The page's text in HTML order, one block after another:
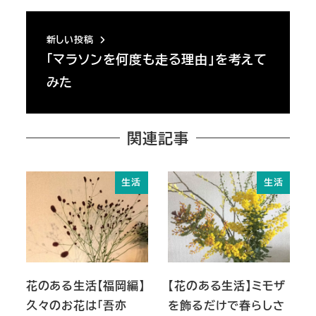
新しい投稿
「マラソンを何度も走る理由」を考えて
みた
関連記事
生活
花のある生活【福岡編】
久々のお花は「吾亦
生活
【花のある生活】ミモザ
を飾るだけで春らしさ